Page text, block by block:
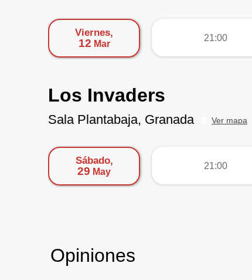
Viernes,
12 Mar
21:00
Los Invaders
Sala Plantabaja, Granada Ver mapa
Sábado,
29 May
21:00
Opiniones